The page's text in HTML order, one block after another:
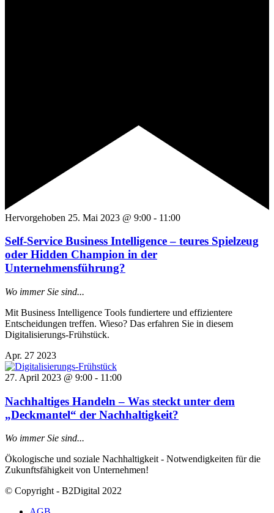
Hervorgehoben 25. Mai 2023 @ 9:00 - 11:00
Self-Service Business Intelligence – teures Spielzeug
oder Hidden Champion in der
Unternehmensführung?
Wo immer Sie sind...
Mit Business Intelligence Tools fundiertere und effizientere
Entscheidungen treffen. Wieso? Das erfahren Sie in diesem
Digitalisierungs-Frühstück.
Apr. 27 2023
27. April 2023 @ 9:00 - 11:00
Nachhaltiges Handeln – Was steckt unter dem
„Deckmantel“ der Nachhaltigkeit?
Wo immer Sie sind...
Ökologische und soziale Nachhaltigkeit - Notwendigkeiten für die
Zukunftsfähigkeit von Unternehmen!
© Copyright - B2Digital 2022